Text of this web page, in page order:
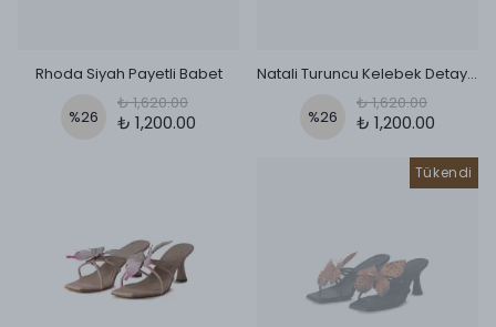
Rhoda Siyah Payetli Babet
%26
₺ 1,620.00
₺ 1,200.00
Natali Turuncu Kelebek Detaylı Terlik
%26
₺ 1,620.00
₺ 1,200.00
Tükendi